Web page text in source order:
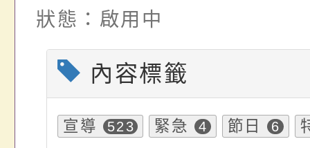
狀態：啟用中
內容標籤
宣導 523 緊急 4 節日 6